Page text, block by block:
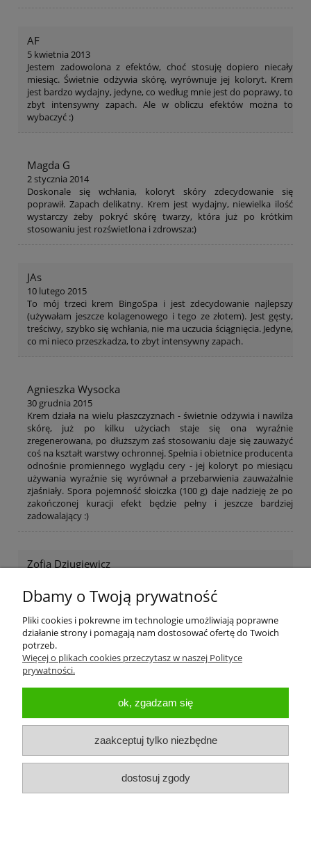
AF
5 kwietnia 2013
Jestem zadowolona z efektów, choć stosuję dopiero niecały
miesiąc. Świetnie odżywia skórę, wyrównuje jej koloryt. Krem
jest bardzo wydajny, jedyne, co według mnie jest do poprawy, to
zbyt intensywny zapach. Ale w obliczu efektów można to
wybaczyć :)
Magda G
2 stycznia 2014
Doskonale się wchłania, koloryt skóry zdecydowanie się
poprawił. Zapach delikatny. Krem jest wydajny, niewielka ilość
wystarczy żeby pokryć skórę twarzy, która już po krótkim
stosowaniu jest rozświetlona i zdrowsza:)
JAs
10 lutego 2015
To mój trzeci krem BingoSpa i jest zdecydowanie najlepszy
(używałam jeszcze kolagenowego i tego ze złotem). Jest gęsty,
treściwy, szybko się wchłania, nie ma uczucia ściągnięcia. Jedyne,
co mi nieco przeszkadza, to zbyt intensywny zapach.
Agnieszka Wysocka
30 grudnia 2015
Krem działa na wielu płaszczyznach - świetnie odżywia i nawilża
skórę, już po kilku użyciach staje się ona wyraźnie
zregenerowana, po dłuższym zaś stosowaniu daje się zauważyć
coś na kształt warstwy ochronnej. Spełnia i obietnice producenta
odnośnie promiennego wyglądu cery - jej koloryt po miesiącu
używania wyraźnie się wyrównał a przebarwienia zauważalnie
zjaśniały. Spora pojemność słoiczka (100 g) daje nadzieję że po
zakończonej kuracji efekt będzie pełny i jeszcze bardziej
zadowalający :)
Zofia Dziugiewicz
o co tu chodzi dlaczego normalnie nie da się zamówić?
Pomoc
Koszty dostawy
Moje konto
O firmie
Dbamy o Twoją prywatność
Pliki cookies i pokrewne im technologie umożliwiają poprawne
działanie strony i pomagają nam dostosować ofertę do Twoich
potrzeb.
Więcej o plikach cookies przeczytasz w naszej Polityce
prywatności.
ok, zgadzam się
zaakceptuj tylko niezbędne
dostosuj zgody